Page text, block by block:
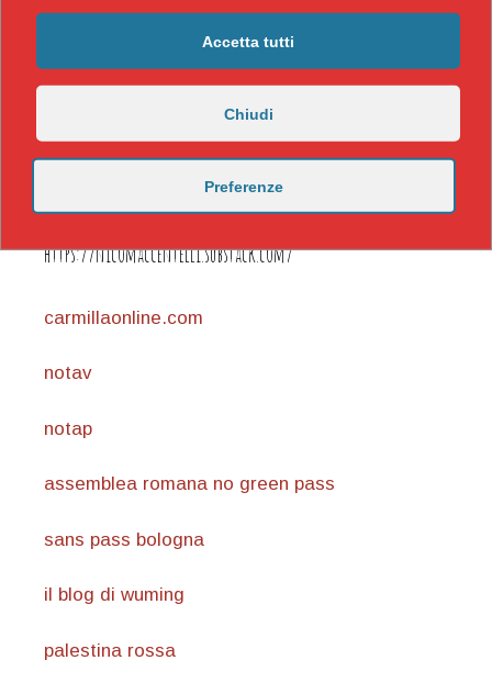
https://nicomaccentelli.substack.com/
carmillaonline.com
notav
notap
assemblea romana no green pass
sans pass bologna
il blog di wuming
palestina rossa
Accetta tutti
Chiudi
Preferenze